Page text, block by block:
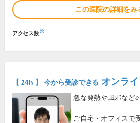
この医院の詳細をみ
アクセス数※
【 24h 】 今から受診できる オンラ
急な発熱や風邪など
ご自宅・オフィスで